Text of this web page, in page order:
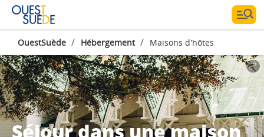
OuestSuède / Hébergement / Maisons d'hôtes
Séjour dans une maison